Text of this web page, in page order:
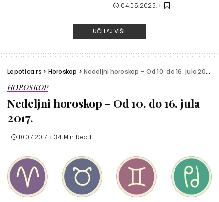
04.05.2025.
UČITAJ VIŠE
Lepotica.rs > Horoskop >Nedeljni horoskop – Od 10. do 16. jula 2017.
HOROSKOP
Nedeljni horoskop – Od 10. do 16. jula
2017.
10.07.2017. 34 Min Read